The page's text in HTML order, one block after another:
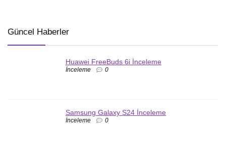
Güncel Haberler
Huawei FreeBuds 6i İnceleme
İnceleme 0
Samsung Galaxy S24 İnceleme
İnceleme 0